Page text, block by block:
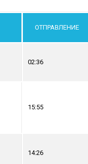
ОТПРАВЛЕНИЕ
02:36
15:55
14:26